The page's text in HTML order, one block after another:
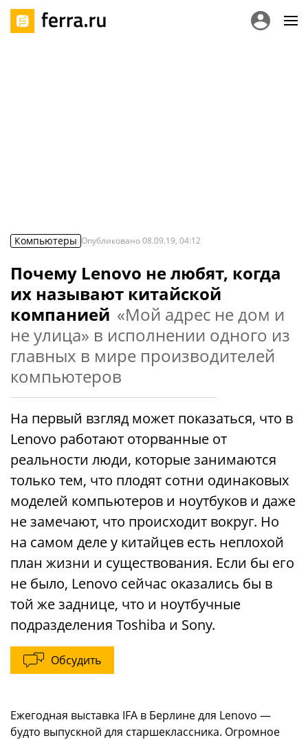
Компьютеры Опубликовано08.09.19, 04:12
Почему Lenovo не любят, когда
их называют китайской
компанией «Мой адрес не дом и
не улица» в исполнении одного из
главных в мире производителей
компьютеров
На первый взгляд может показаться, что в
Lenovo работают оторванные от
реальности люди, которые занимаются
только тем, что плодят сотни одинаковых
моделей компьютеров и ноутбуков и даже
не замечают, что происходит вокруг. Но
на самом деле у китайцев есть неплохой
план жизни и существования. Если бы его
не было, Lenovo сейчас оказались бы в
той же заднице, что и ноутбучные
подразделения Toshiba и Sony.
Обсудить
Ежегодная выставка IFA в Берлине для Lenovo —
будто выпускной для старшеклассника. Огромное